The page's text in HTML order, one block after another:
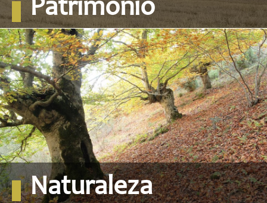
Patrimonio
Naturaleza